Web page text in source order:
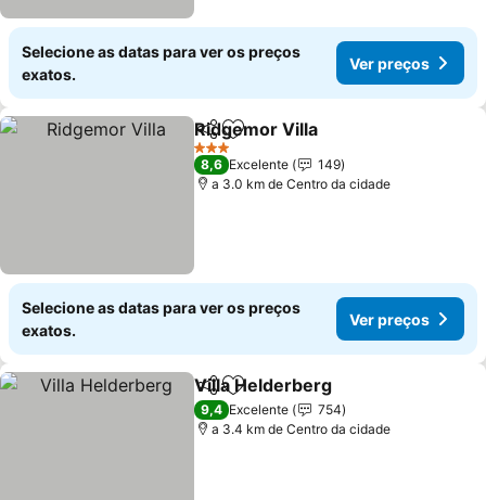
Selecione as datas para ver os preços
exatos.
Ver preços
PartilharAdicionar aos favoritos
Ridgemor Villa
3 Estrelas
8,6 Excelente
149
a 3.0 km de Centro da cidade
Selecione as datas para ver os preços
exatos.
Ver preços
PartilharAdicionar aos favoritos
Villa Helderberg
9,4 Excelente
754
a 3.4 km de Centro da cidade